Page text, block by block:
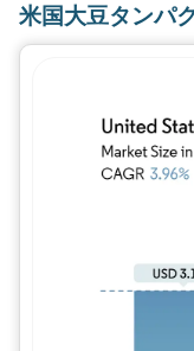
米国大豆タンパ